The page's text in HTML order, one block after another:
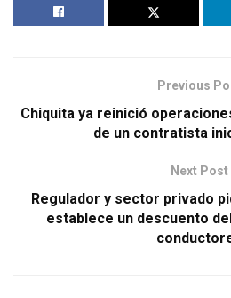
Previous
Chiquita ya reinició
de un contratista
Next Post
Regulador y sector privado
establece un descuento